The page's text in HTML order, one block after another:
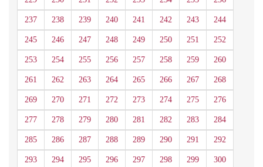
237 238 239 240 241 242 243 244
245 246 247 248 249 250 251 252
253 254 255 256 257 258 259 260
261 262 263 264 265 266 267 268
269 270 271 272 273 274 275 276
277 278 279 280 281 282 283 284
285 286 287 288 289 290 291 292
293 294 295 296 297 298 299 300